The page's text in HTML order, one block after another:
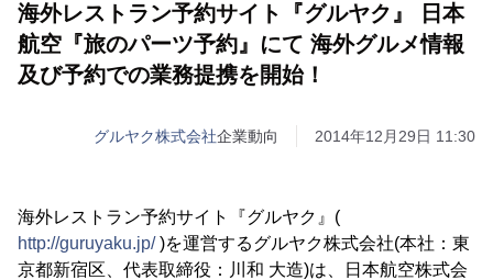
海外レストラン予約サイト『グルヤク』 日本
航空『旅のパーツ予約』にて 海外グルメ情報
及び予約での業務提携を開始！
グルヤク株式会社企業動向 2014年12月29日 11:30
海外レストラン予約サイト『グルヤク』(
http://guruyaku.jp/)を運営するグルヤク株式会社(本社：東
京都新宿区、代表取締役：川和 大造)は、日本航空株式会